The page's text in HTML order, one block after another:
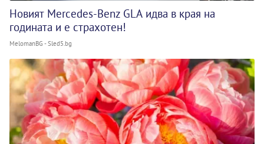
Новият Mercedes-Benz GLA идва в края на
годината и е страхотен!
MelomanBG - Sled5.bg